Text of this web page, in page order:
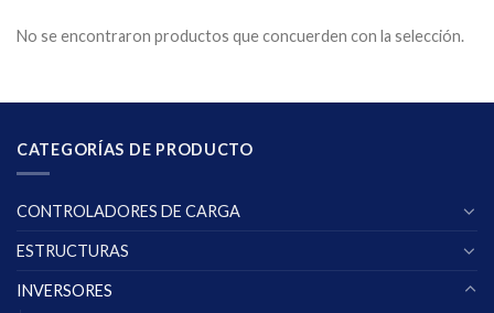
No se encontraron productos que concuerden con la selección.
CATEGORÍAS DE PRODUCTO
CONTROLADORES DE CARGA
ESTRUCTURAS
INVERSORES